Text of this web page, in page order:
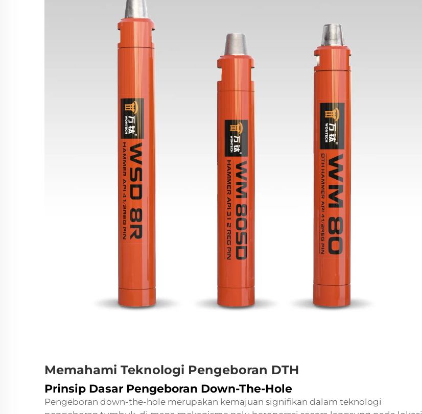
Memahami Teknologi Pengeboran DTH
Prinsip Dasar Pengeboran Down-The-Hole
Pengeboran down-the-hole merupakan kemajuan signifikan dalam teknologi